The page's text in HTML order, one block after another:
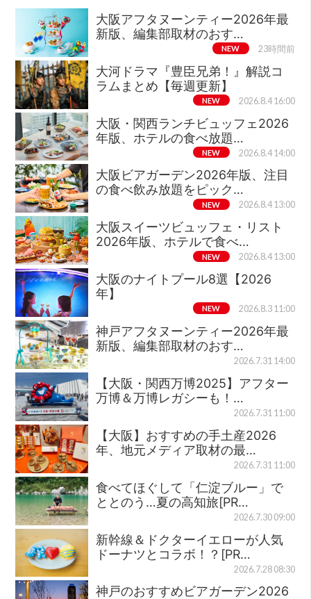
大阪アフタヌーンティー2026年最
新版、編集部取材のおす…
NEW 23時間前
大河ドラマ『豊臣兄弟！』解説コ
ラムまとめ【毎週更新】
NEW 2026.8.4 16:00
大阪・関西ランチビュッフェ2026
年版、ホテルの食べ放題…
NEW 2026.8.4 14:00
大阪ビアガーデン2026年版、注目
の食べ飲み放題をピック…
NEW 2026.8.4 13:00
大阪スイーツビュッフェ・リスト
2026年版、ホテルで食べ…
NEW 2026.8.4 13:00
大阪のナイトプール8選【2026
年】
NEW 2026.8.3 11:00
神戸アフタヌーンティー2026年最
新版、編集部取材のおす…
2026.7.31 14:00
【大阪・関西万博2025】アフター
万博＆万博レガシーも！…
2026.7.31 11:00
【大阪】おすすめの手土産2026
年、地元メディア取材の最…
2026.7.31 11:00
食べてほぐして「仁淀ブルー」で
ととのう…夏の高知旅[PR…
2026.7.30 09:00
新幹線＆ドクターイエローが人気
ドーナツとコラボ！？[PR…
2026.7.28 08:30
神戸のおすすめビアガーデン2026